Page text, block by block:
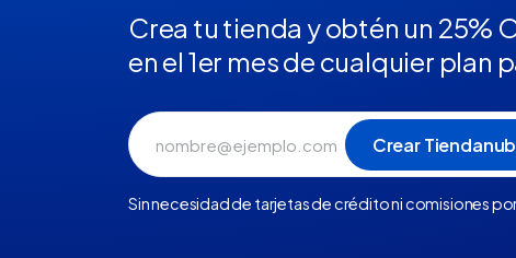
Crea tu tienda y obtén un 25%
en el 1er mes de cualquier plan
Sin necesidad de tarjetas de crédito ni comisiones por